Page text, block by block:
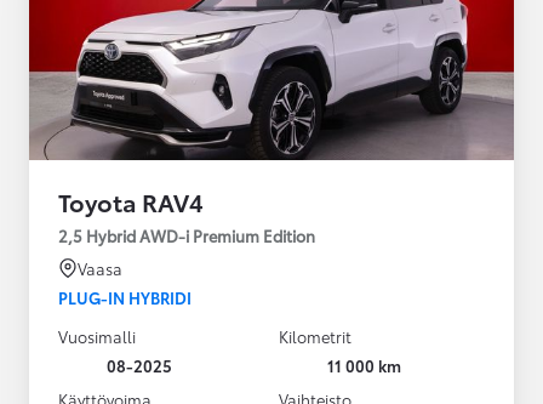
Toyota RAV4
2,5 Hybrid AWD-i Premium Edition
Vaasa
PLUG-IN HYBRIDI
Vuosimalli
08-2025
Kilometrit
11 000 km
Käyttövoima
Vaihteisto